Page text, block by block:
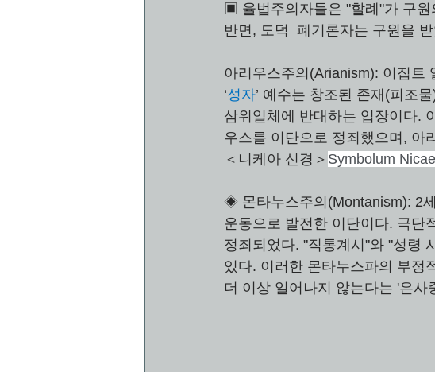
▣ 율법주의자들은 "할례"가 구
반면, 도덕  폐기론자는 구원을
아리우스주의(Arianism): 이집트
‘성자’ 예수는 창조된 존재(피조물
삼위일체에 반대하는 입장이다.
우스를 이단으로 정죄했으며, 아
＜니케아 신경＞ Symbolum
◈ 몬타누스주의(Montanism): 2
운동으로 발전한 이단이다. 극단
정죄되었다. "직통계시"와 "성령
있다. 이러한 몬타누스파의 부정
더 이상 일어나지 않는다는 '은사